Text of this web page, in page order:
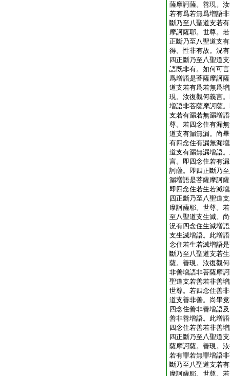
薩摩訶薩。善現。
若有爲若無爲増語
斷乃至八聖道支若
摩訶薩耶。世尊。
正斷乃至八聖道支
得。性非有故。況
四正斷乃至八聖道
語既非有。如何可
爲増語是菩薩摩訶
道支若有爲若無爲
現。汝復觀何義言
増語非菩薩摩訶薩
支若有漏若無漏増
尊。若四念住有漏
道支有漏無漏。尚
有四念住有漏無漏
道支有漏無漏増語
言。即四念住若有
訶薩。即四正斷乃
漏増語是菩薩摩訶
即四念住若生若滅
四正斷乃至八聖道
摩訶薩耶。世尊。
至八聖道支生滅。
況有四念住生滅増
支生滅増語。此増
念住若生若滅増語
斷乃至八聖道支若
薩。善現。汝復觀
非善増語非菩薩摩
聖道支若善若非善
世尊。若四念住善
道支善非善。尚畢
四念住善非善増語
善非善増語。此増
四念住若善若非善
四正斷乃至八聖道
薩摩訶薩。善現。
若有罪若無罪増語
斷乃至八聖道支若
摩訶薩耶。世尊。